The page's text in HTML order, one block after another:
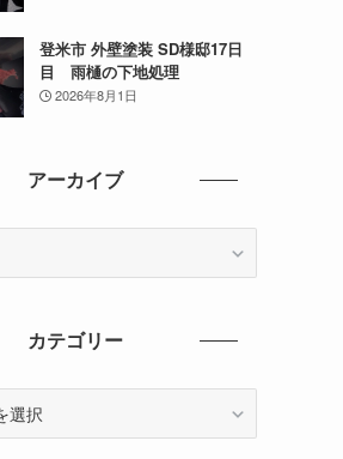
登米市 外壁塗装 SD様邸17日
目 雨樋の下地処理
2026年8月1日
アーカイブ
カテゴリー